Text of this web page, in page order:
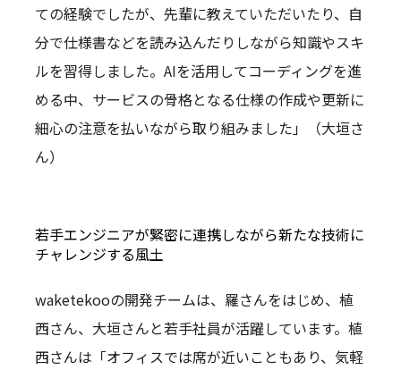
ての経験でしたが、先輩に教えていただいたり、自
分で仕様書などを読み込んだりしながら知識やスキ
ルを習得しました。AIを活用してコーディングを進
める中、サービスの骨格となる仕様の作成や更新に
細心の注意を払いながら取り組みました」（大垣さ
ん）
若手エンジニアが緊密に連携しながら新たな技術に
チャレンジする風土
waketekooの開発チームは、羅さんをはじめ、植
西さん、大垣さんと若手社員が活躍しています。植
西さんは「オフィスでは席が近いこともあり、気軽